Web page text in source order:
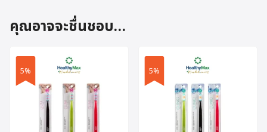
คุณอาจจะชื่นชอบ…
5% 5%